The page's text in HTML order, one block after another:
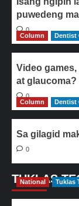
puwedeng
0
Column
Dentist
Video
at glaucoma?
0
Column
Dentist
Sa gilagid
0
TUKLAS
National Tuklas